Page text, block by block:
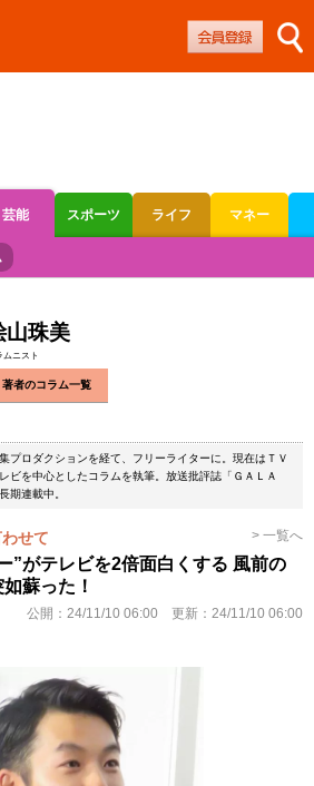
芸能 スポーツ ライフ マネー
ートレース
山珠美
ムニスト
著者のコラム一覧
プロダクションを経て、フリーライターに。現在はＴＶ
ビを中心としたコラムを執筆。放送批評誌「ＧＡＬＡ
期連載中。
せて > 一覧へ
”がテレビを2倍面白くする 風前の
蘇った！
公開： 24/11/10 06:00 更新： 24/11/10 06:00